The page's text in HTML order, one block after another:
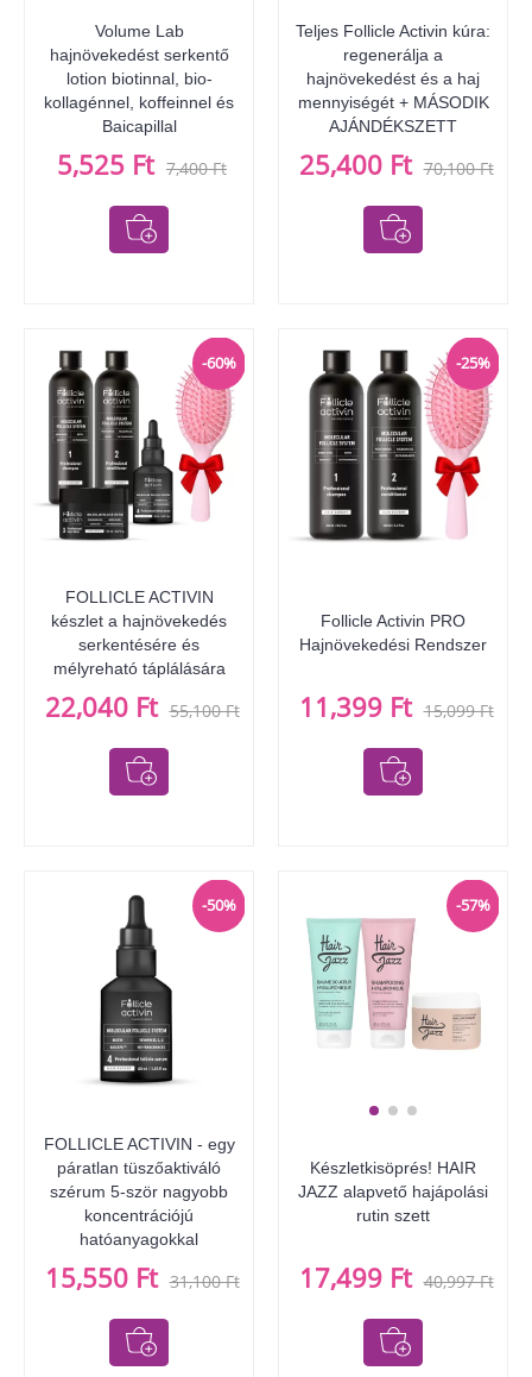
Volume Lab
hajnövekedést serkentő
lotion biotinnal, bio-
kollagénnel, koffeinnel és
Baicapillal
7,400 Ft
5,525 Ft
Teljes Follicle Activin kúra:
regenerálja a
hajnövekedést és a haj
mennyiségét + MÁSODIK
AJÁNDÉKSZETT
70,100 Ft
25,400 Ft
-60%
FOLLICLE ACTIVIN
készlet a hajnövekedés
serkentésére és
mélyreható táplálására
55,100 Ft
22,040 Ft
-25%
Follicle Activin PRO
Hajnövekedési Rendszer
15,099 Ft
11,399 Ft
-50%
FOLLICLE ACTIVIN - egy
páratlan tüszőaktiváló
szérum 5-ször nagyobb
koncentrációjú
hatóanyagokkal
31,100 Ft
15,550 Ft
-57%
Készletkisöprés! HAIR
JAZZ alapvető hajápolási
rutin szett
40,997 Ft
17,499 Ft